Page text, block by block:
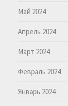
Май 2024
Апрель 2024
Март 2024
Февраль 2024
Январь 2024